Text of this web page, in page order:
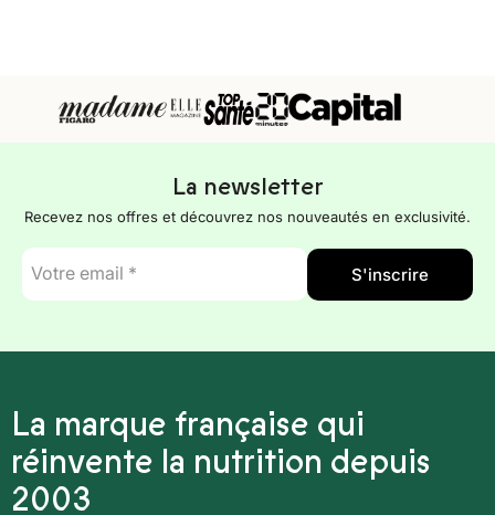
La newsletter
Recevez nos offres et découvrez nos nouveautés en exclusivité.
E-
mail
*
S'inscrire
La marque française qui
réinvente la nutrition depuis
2003